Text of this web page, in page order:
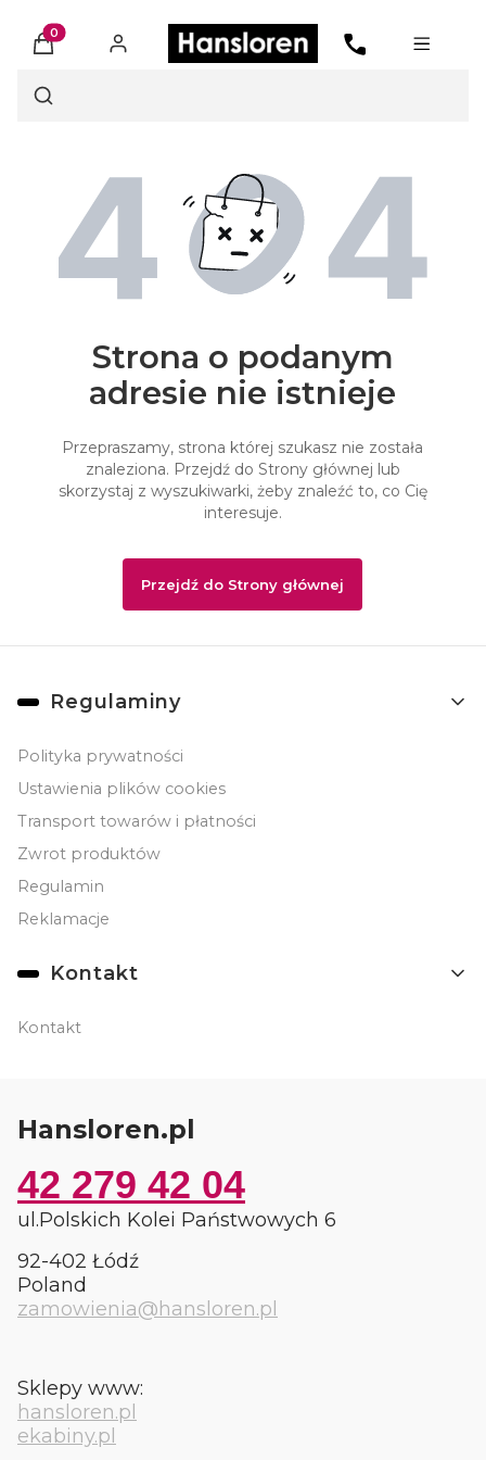
Produkty w koszyku: 0. Zobacz szczegóły
Otwórz wyszukiwarkę
Strona o podanym
adresie nie istnieje
Przepraszamy, strona której szukasz nie została
znaleziona. Przejdź do Strony głównej lub
skorzystaj z wyszukiwarki, żeby znaleźć to, co Cię
interesuje.
Przejdź do Strony głównej
Linki w stopce
Regulaminy
Polityka prywatności
Ustawienia plików cookies
Transport towarów i płatności
Zwrot produktów
Regulamin
Reklamacje
Kontakt
Kontakt
Hansloren.pl
42 279 42 04
ul.Polskich Kolei Państwowych 6
92-402 Łódź
Poland
zamowienia@hansloren.pl
Sklepy www:
hansloren.pl
ekabiny.pl